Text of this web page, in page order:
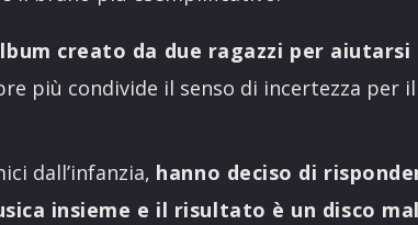
creato da due ragazzi per aiutarsi
più condivide il senso di incertezza per
dall’infanzia, hanno deciso di
insieme e il risultato è un disco